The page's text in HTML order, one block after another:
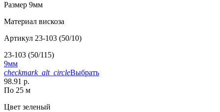
Размер 9мм
Материал вискоза
Артикул 23-103 (50/10)
23-103 (50/115)
9мм
checkmark_alt_circleВыбрать
98.91 р.
По 25 м
Цвет зеленый